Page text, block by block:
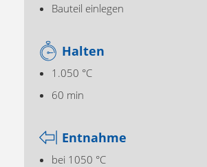
Bauteil einlegen
Halten
1.050 °C
60 min
Entnahme
bei 1050 °C